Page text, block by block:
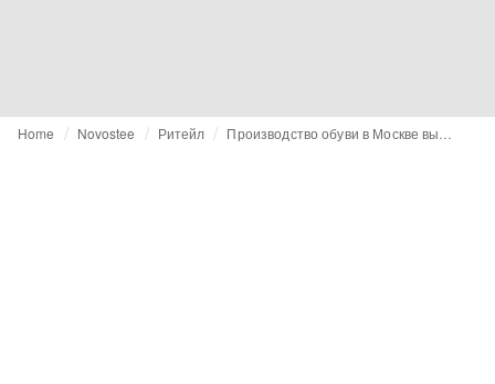
Home Novostee Ритейл